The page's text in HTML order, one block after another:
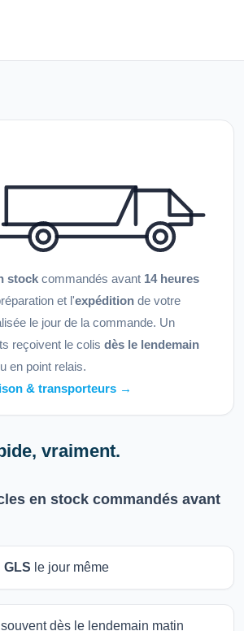
stock commandés avant 14 heures
et l'expédition de votre
le jour de la commande. Un
reçoivent le colis dès le lendemain
en point relais.
& transporteurs →
vraiment.
en stock commandés avant
GLS le jour même
souvent dès le lendemain matin